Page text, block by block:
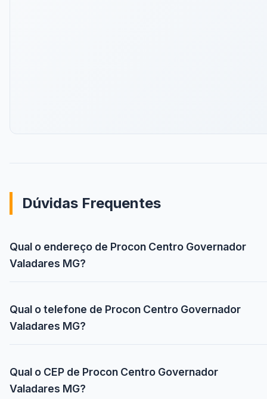
Dúvidas Frequentes
Qual o endereço de Procon Centro Governador
Valadares MG?
Qual o telefone de Procon Centro Governador
Valadares MG?
Qual o CEP de Procon Centro Governador
Valadares MG?